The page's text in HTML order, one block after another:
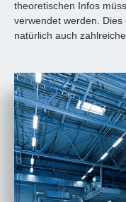
theoretischen Infos
verwendet werden.
natürlich auch